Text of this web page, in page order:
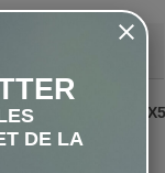
APC STABILISÉ
AADE LA